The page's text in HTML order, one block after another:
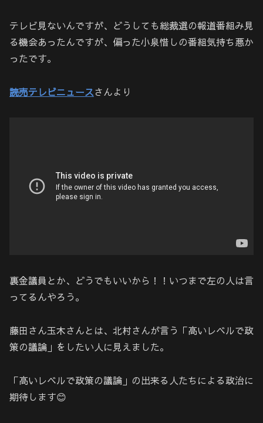
テレビ見ないんですが、どうしても総裁選の報道番組み見
る機会あったんですが、偏った小泉惜しの番組気持ち悪か
ったです。
読売テレビニュースさんより
裏金議員とか、どうでもいいから！！いつまで左の人は言
ってるんやろう。
藤田さん玉木さんとは、北村さんが言う「高いレベルで政
策の議論」をしたい人に見えました。
「高いレベルで政策の議論」の出来る人たちによる政治に
期待します😊